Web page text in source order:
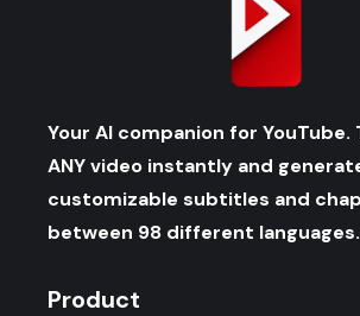
Your AI companion for YouTube.
ANY video instantly and
customizable subtitles and
between 98 different languages.
Product